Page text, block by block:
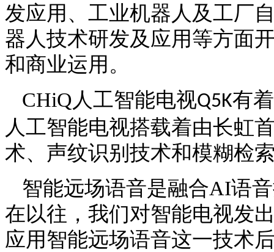
发应用、工业机器人及工厂
器人技术研发及应用等方面
和商业运用。
CHiQ人工智能电视Q5K有
人工智能电视搭载着由长
术、声纹识别技术和模糊检
智能远场语音是融合AI语
在以往，我们对智能电视发
应用智能远场语音这一技术